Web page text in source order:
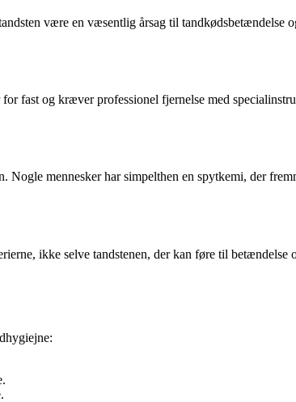
være en væsentlig årsag til tandkødsbetændelse
fast og kræver professionel fjernelse med
Nogle mennesker har simpelthen en spytkemi, der
ikke selve tandstenen, der kan føre til